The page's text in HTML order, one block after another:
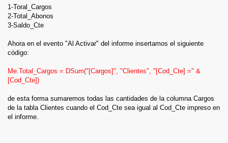
1-Toral_Cargos
2-Total_Abonos
3-Saldo_Cte
Ahora en el evento "Al Activar" del informe insertamos el siguiente
código:
Me.Total_Cargos = DSum("[Cargos]", "Clientes", "[Cod_Cte] =" &
[Cod_Cte])
de esta forma sumaremos todas las cantidades de la columna Cargos
de la tabla Clientes cuando el Cod_Cte sea igual al Cod_Cte impreso en
el informe.
Soporte Tecnico
Productos
A vista de escritorio